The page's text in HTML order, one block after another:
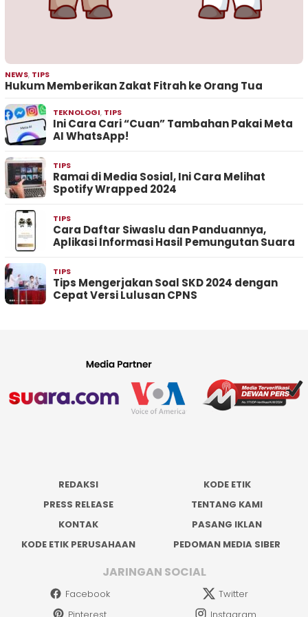
NEWS, TIPS
Hukum Memberikan Zakat Fitrah ke Orang Tua
TEKNOLOGI, TIPS
Ini Cara Cari “Cuan” Tambahan Pakai Meta
AI WhatsApp!
TIPS
Ramai di Media Sosial, Ini Cara Melihat
Spotify Wrapped 2024
TIPS
Cara Daftar Siwaslu dan Panduannya,
Aplikasi Informasi Hasil Pemungutan Suara
TIPS
Tips Mengerjakan Soal SKD 2024 dengan
Cepat Versi Lulusan CPNS
REDAKSI
KODE ETIK
PRESS RELEASE
TENTANG KAMI
KONTAK
PASANG IKLAN
KODE ETIK PERUSAHAAN
PEDOMAN MEDIA SIBER
JARINGAN SOCIAL
Facebook
Twitter